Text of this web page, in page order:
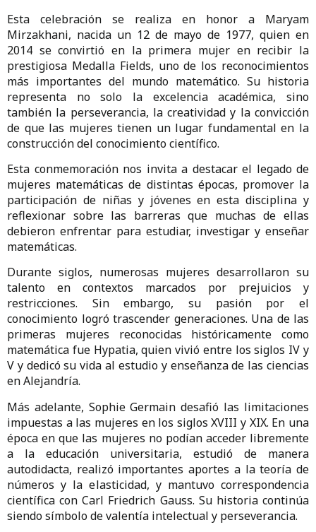
Esta celebración se realiza en honor a Maryam
Mirzakhani, nacida un 12 de mayo de 1977, quien en
2014 se convirtió en la primera mujer en recibir la
prestigiosa Medalla Fields, uno de los reconocimientos
más importantes del mundo matemático. Su historia
representa no solo la excelencia académica, sino
también la perseverancia, la creatividad y la convicción
de que las mujeres tienen un lugar fundamental en la
construcción del conocimiento científico.
Esta conmemoración nos invita a destacar el legado de
mujeres matemáticas de distintas épocas, promover la
participación de niñas y jóvenes en esta disciplina y
reflexionar sobre las barreras que muchas de ellas
debieron enfrentar para estudiar, investigar y enseñar
matemáticas.
Durante siglos, numerosas mujeres desarrollaron su
talento en contextos marcados por prejuicios y
restricciones. Sin embargo, su pasión por el
conocimiento logró trascender generaciones. Una de las
primeras mujeres reconocidas históricamente como
matemática fue Hypatia, quien vivió entre los siglos IV y
V y dedicó su vida al estudio y enseñanza de las ciencias
en Alejandría.
Más adelante, Sophie Germain desafió las limitaciones
impuestas a las mujeres en los siglos XVIII y XIX. En una
época en que las mujeres no podían acceder libremente
a la educación universitaria, estudió de manera
autodidacta, realizó importantes aportes a la teoría de
números y la elasticidad, y mantuvo correspondencia
científica con Carl Friedrich Gauss. Su historia continúa
siendo símbolo de valentía intelectual y perseverancia.